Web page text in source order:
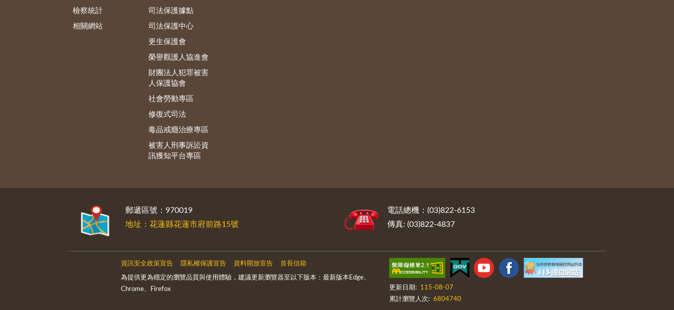
檢察統計
相關網站
司法保護據點
司法保護中心
更生保護會
榮譽觀護人協進會
財團法人犯罪被害
人保護協會
社會勞動專區
修復式司法
毒品戒癮治療專區
被害人刑事訴訟資
訊獲知平台專區
郵遞區號：970019
地址：花蓮縣花蓮市府前路15號
電話總機：(03)822-6153
傳真: (03)822-4837
資訊安全政策宣告 隱私權保護宣告 資料開放宣告 首長信箱
為提供更為穩定的瀏覽品質與使用體驗，建議更新瀏覽器至以下版本：最新版本Edge、
Chrome、Firefox
更新日期:
115-08-07
累計瀏覽人次: 6804740